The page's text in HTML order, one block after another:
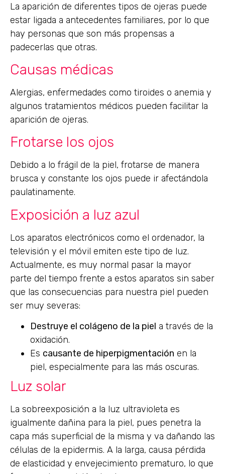
La aparición de diferentes tipos de ojeras puede
estar ligada a antecedentes familiares, por lo que
hay personas que son más propensas a
padecerlas que otras.
Causas médicas
Alergias, enfermedades como tiroides o anemia y
algunos tratamientos médicos pueden facilitar la
aparición de ojeras.
Frotarse los ojos
Debido a lo frágil de la piel, frotarse de manera
brusca y constante los ojos puede ir afectándola
paulatinamente.
Exposición a luz azul
Los aparatos electrónicos como el ordenador, la
televisión y el móvil emiten este tipo de luz.
Actualmente, es muy normal pasar la mayor
parte del tiempo frente a estos aparatos sin saber
que las consecuencias para nuestra piel pueden
ser muy severas:
Destruye el colágeno de la piel a través de la
oxidación.
Es causante de hiperpigmentación en la
piel, especialmente para las más oscuras.
Luz solar
La sobreexposición a la luz ultravioleta es
igualmente dañina para la piel, pues penetra la
capa más superficial de la misma y va dañando las
células de la epidermis. A la larga, causa pérdida
de elasticidad y envejecimiento prematuro, lo que